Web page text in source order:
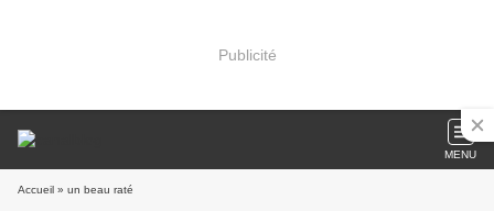
Publicité
MENU
Accueil » un beau raté